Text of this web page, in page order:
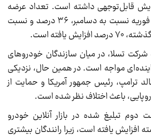
قابل‌توجهی داشته است. تعداد عرضه
شده برای فروش در فوریه نسبت به دسامبر، ۳۶ درصد و نسبت
یافته است.
تسلا، در میان سازندگان خودروهای
مواجه است. در همین حال، نزدیکی
ترامپ، رئیس جمهور آمریکا و حمایت از
باعث اختلاف نظر شده است.
دوم تبلیغ شده در بازار آنلاین خودرو
افزایش یافته است، زیرا رانندگان بیشتری